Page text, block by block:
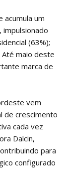
acumula um
(63%);
Até maio deste
marca de
vem
de crescimento
cada vez
Dalcin,
para
configurado